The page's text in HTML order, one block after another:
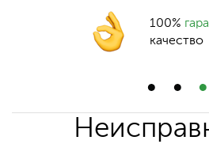
100%
качество